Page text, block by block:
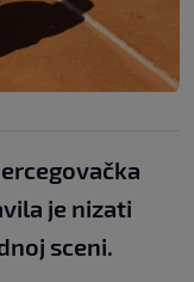
je nizati
sceni.